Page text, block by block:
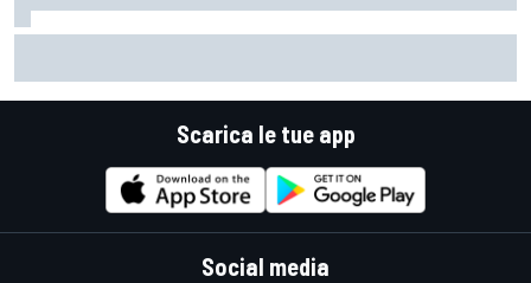
Scarica le tue app
Social media